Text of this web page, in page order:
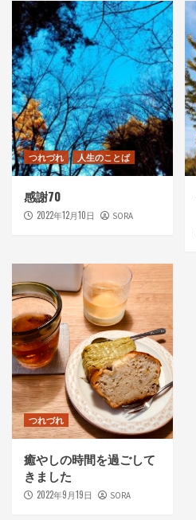
つれづれ 人生のことば
感謝70
2022年12月10日 SORA
つれづれ
癒やしの時間を過ごして
きました
2022年9月19日 SORA